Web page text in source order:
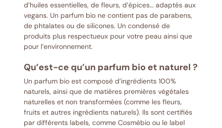
d’huiles essentielles, de fleurs, d’épices… adaptés aux
vegans. Un parfum bio ne contient pas de parabens,
de phtalates ou de silicones. Un condensé de
produits plus respectueux pour votre peau ainsi que
pour l’environnement.
Qu’est-ce qu’un parfum bio et naturel ?
Un parfum bio est composé d’ingrédients 100%
naturels, ainsi que de matières premières végétales
naturelles et non transformées (comme les fleurs,
fruits et autres ingrédients naturels). Ils sont certifiés
par différents labels, comme Cosmébio ou le label